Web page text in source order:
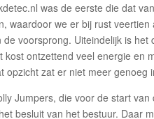
was de eerste die dat
waardoor we er bij rust
voorsprong. Uiteindelijk is
kost ontzettend veel energie en
opzicht zat er niet meer genoeg
Jumpers, die voor de start
besluit van het bestuur. Daar